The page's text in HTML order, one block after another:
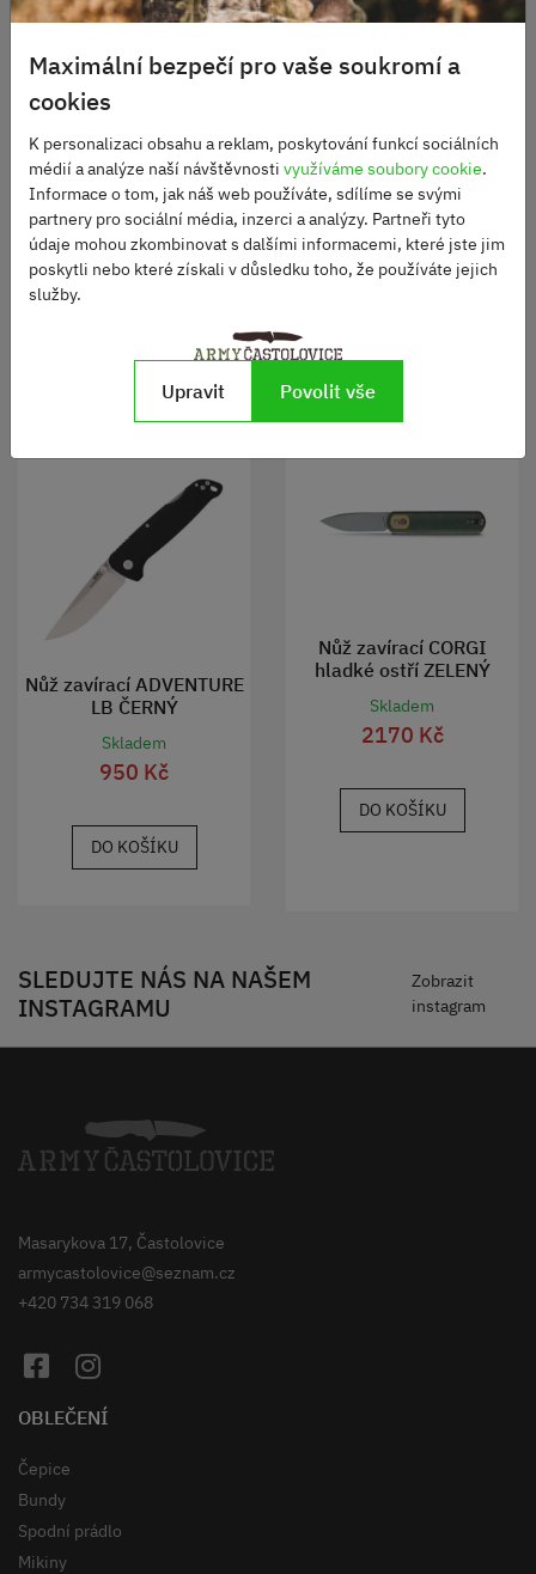
Nůž Compakt
Skladem
370 Kč
Kapesní nůž Skeleton
Knife
Skladem
290 Kč
Nůž zavírací ADVENTURE
LB ČERNÝ
Skladem
950 Kč
DO KOŠÍKU
Nůž zavírací CORGI
hladké ostří ZELENÝ
Skladem
2170 Kč
DO KOŠÍKU
SLEDUJTE NÁS NA NAŠEM
INSTAGRAMU
Zobrazit
instagram
Masarykova 17, Častolovice
armycastolovice@seznam.cz
+420 734 319 068
OBLEČENÍ
Čepice
Bundy
Spodní prádlo
Mikiny
Maximální bezpečí pro vaše soukromí a
cookies
K personalizaci obsahu a reklam, poskytování funkcí sociálních
médií a analýze naší návštěvnosti využíváme soubory cookie.
Informace o tom, jak náš web používáte, sdílíme se svými
partnery pro sociální média, inzerci a analýzy. Partneři tyto
údaje mohou zkombinovat s dalšími informacemi, které jste jim
poskytli nebo které získali v důsledku toho, že používáte jejich
služby.
Upravit Povolit vše